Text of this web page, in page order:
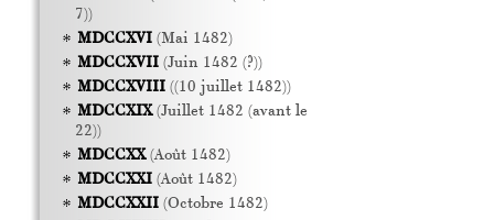
7))
MDCCXVI(Mai 1482)
MDCCXVII(Juin 1482 (?))
MDCCXVIII((10 juillet 1482))
MDCCXIX(Juillet 1482 (avant le
22))
MDCCXX(Août 1482)
MDCCXXI(Août 1482)
MDCCXXII(Octobre 1482)